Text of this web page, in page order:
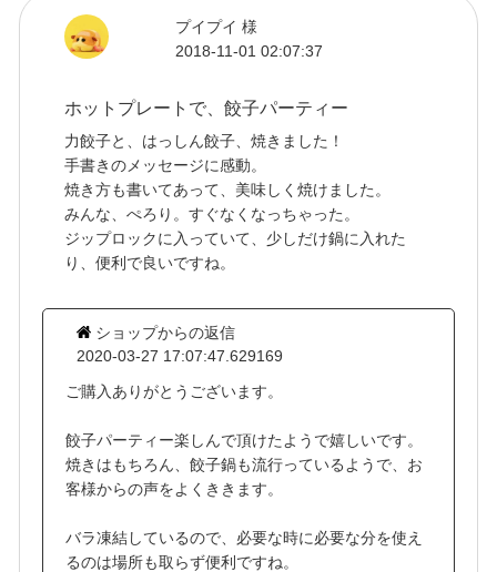
プイプイ 様
2018-11-01 02:07:37
ホットプレートで、餃子パーティー
力餃子と、はっしん餃子、焼きました！
手書きのメッセージに感動。
焼き方も書いてあって、美味しく焼けました。
みんな、ぺろり。すぐなくなっちゃった。
ジップロックに入っていて、少しだけ鍋に入れた
り、便利で良いですね。
ショップからの返信
2020-03-27 17:07:47.629169
ご購入ありがとうございます。
餃子パーティー楽しんで頂けたようで嬉しいです。
焼きはもちろん、餃子鍋も流行っているようで、お
客様からの声をよくききます。
バラ凍結しているので、必要な時に必要な分を使え
るのは場所も取らず便利ですね。